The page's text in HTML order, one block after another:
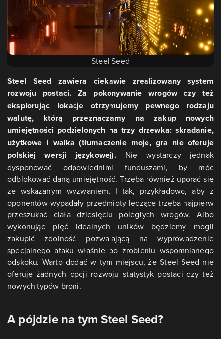
Steel Seed
Steel Seed zawiera ciekawie zrealizowany system
rozwoju postaci. Za pokonywanie wrogów czy też
eksplorując lokacje otrzymujemy pewnego rodzaju
walutę, którą przeznaczamy na zakup nowych
umiejętności podzielonych na trzy drzewka: skradanie,
użytkowe i walka (tłumaczenie moje, gra nie oferuje
polskiej wersji językowej). Nie wystarczy jednak
dysponować odpowiednimi funduszami, by móc
odblokować daną umiejętność. Trzeba również uporać się
ze wskazanym wyzwaniem. I tak, przykładowo, aby z
oponentów wypadały przedmioty leczące trzeba najpierw
przeszukać ciała dziesięciu poległych wrogów. Albo
wykonując pięć idealnych uników będziemy mogli
zakupić zdolność pozwalającą na wyprowadzenie
specjalnego ataku właśnie po zrobieniu wspomnianego
odskoku. Warto dodać w tym miejscu, że Steel Seed nie
oferuje żadnych opcji rozwoju statystyk postaci czy też
nowych typów broni.
A pójdzie na tym Steel Seed?